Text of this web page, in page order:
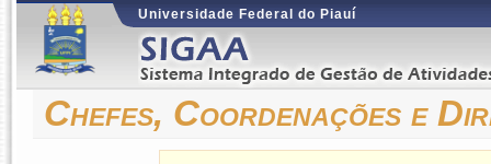
Universidade Federal do Piauí
Chefes, Coordenações e